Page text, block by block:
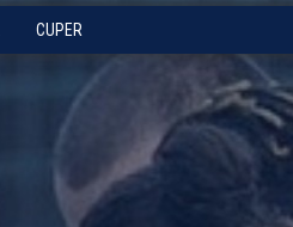
CUPER